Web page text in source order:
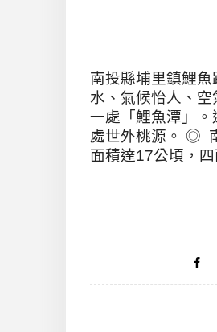
南投縣埔里鎮鯉
水、氣候怡人、
一處「鯉魚潭」
處世外桃源。 ◎
面積達17公頃，